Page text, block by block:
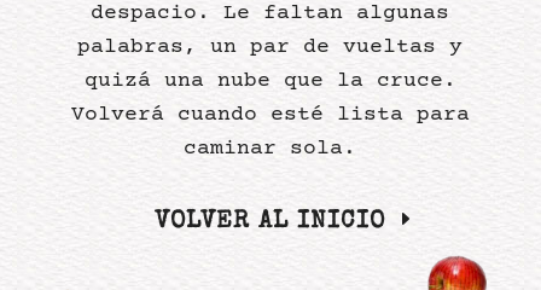
despacio. Le faltan algunas
palabras, un par de vueltas y
quizá una nube que la cruce.
Volverá cuando esté lista para
caminar sola.
VOLVER AL INICIO